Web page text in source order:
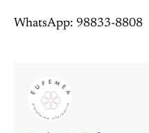
WhatsApp: 98833-8808